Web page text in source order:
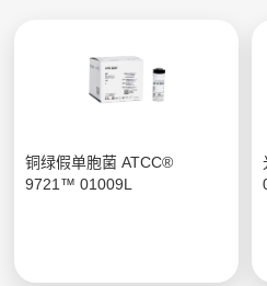
铜绿假单胞菌 ATCC®
9721™ 01009L